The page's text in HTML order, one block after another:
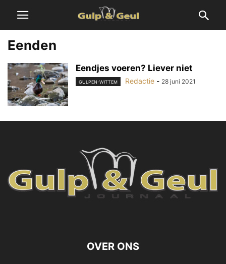
Eenden
Eendjes voeren? Liever niet
GULPEN-WITTEM Redactie - 28 juni 2021
OVER ONS